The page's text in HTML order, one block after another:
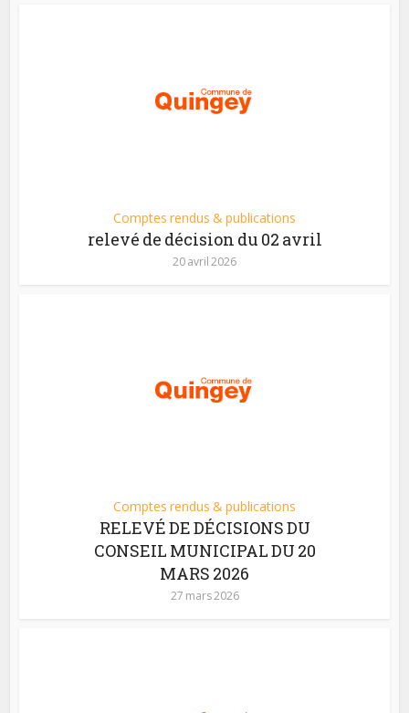
Comptes rendus & publications
relevé de décision du 02 avril
20 avril 2026
Comptes rendus & publications
RELEVÉ DE DÉCISIONS DU
CONSEIL MUNICIPAL DU 20
MARS 2026
27 mars 2026